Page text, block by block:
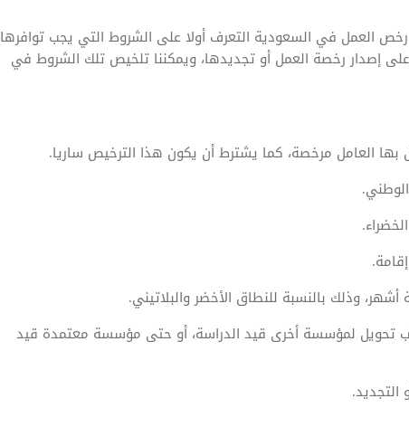
العمل في السعودية التعرف أولا على الشروط التي يجب توافرها
إصدار رخصة العمل أو تجديدها، ويمكننا تلخيص تلك الشروط في
العامل مرخصة، كما يشترط أن يكون هذا الترخيص ساريا.
وذلك بالنسبة للنطاق الأخضر والبلاتيني.
تحويل لمؤسسة أخرى قيد الدراسة، أو حتى مؤسسة معتمدة قيد
التجديد.